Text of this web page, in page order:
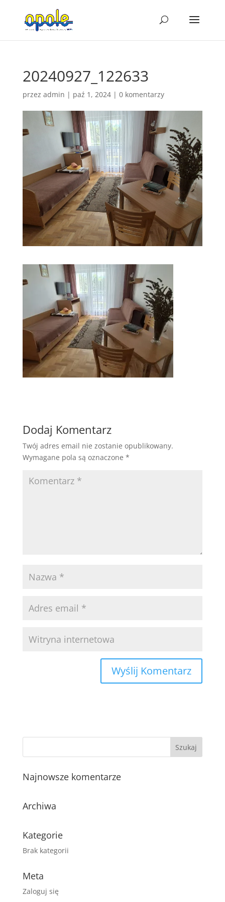
20240927_122633
przez admin | paź 1, 2024| 0 komentarzy
Dodaj Komentarz
Twój adres email nie zostanie opublikowany.
Wymagane pola są oznaczone *
Najnowsze komentarze
Archiwa
Kategorie
Brak kategorii
Meta
Zaloguj się